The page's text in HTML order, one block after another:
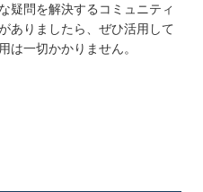
疑問を解決するコミュニティ
ありましたら、ぜひ活用して
は一切かかりません。